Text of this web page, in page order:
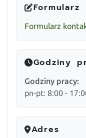
Formularz
Formularz
Godziny
Godziny pracy:
pn-pt: 8:00 -
Adres